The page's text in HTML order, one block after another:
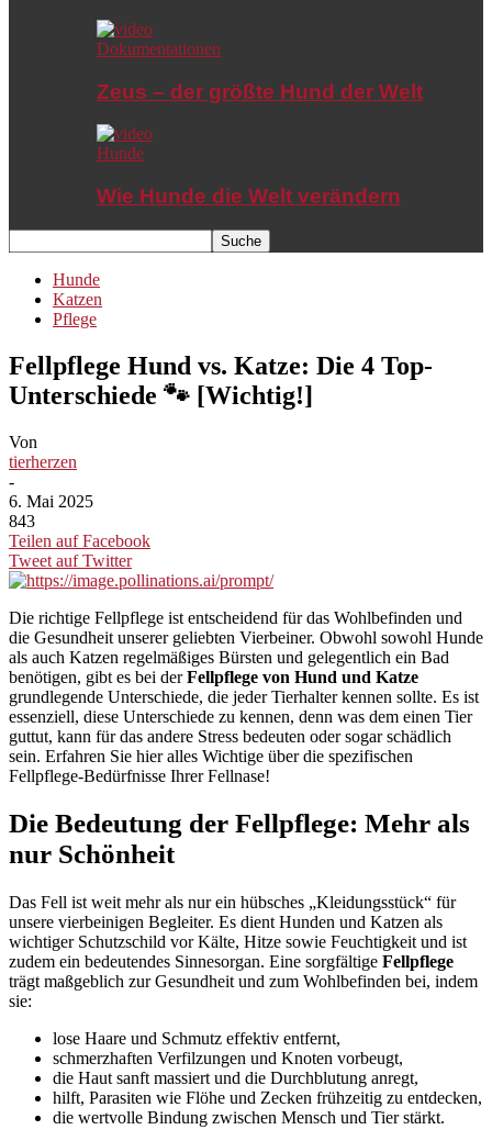
Dokumentationen
Zeus – der größte Hund der Welt
Hunde
Wie Hunde die Welt verändern
Hunde
Katzen
Pflege
Fellpflege Hund vs. Katze: Die 4 Top-
Unterschiede 🐾 [Wichtig!]
Von
tierherzen
-
6. Mai 2025
843
Teilen auf Facebook
Tweet auf Twitter
Die richtige Fellpflege ist entscheidend für das Wohlbefinden und
die Gesundheit unserer geliebten Vierbeiner. Obwohl sowohl Hunde
als auch Katzen regelmäßiges Bürsten und gelegentlich ein Bad
benötigen, gibt es bei derFellpflege von Hund und Katze
grundlegende Unterschiede, die jeder Tierhalter kennen sollte. Es ist
essenziell, diese Unterschiede zu kennen, denn was dem einen Tier
guttut, kann für das andere Stress bedeuten oder sogar schädlich
sein. Erfahren Sie hier alles Wichtige über die spezifischen
Fellpflege-Bedürfnisse Ihrer Fellnase!
Die Bedeutung der Fellpflege: Mehr als
nur Schönheit
Das Fell ist weit mehr als nur ein hübsches „Kleidungsstück“ für
unsere vierbeinigen Begleiter. Es dient Hunden und Katzen als
wichtiger Schutzschild vor Kälte, Hitze sowie Feuchtigkeit und ist
zudem ein bedeutendes Sinnesorgan. Eine sorgfältige Fellpflege
trägt maßgeblich zur Gesundheit und zum Wohlbefinden bei, indem
sie:
lose Haare und Schmutz effektiv entfernt,
schmerzhaften Verfilzungen und Knoten vorbeugt,
die Haut sanft massiert und die Durchblutung anregt,
hilft, Parasiten wie Flöhe und Zecken frühzeitig zu entdecken,
die wertvolle Bindung zwischen Mensch und Tier stärkt.